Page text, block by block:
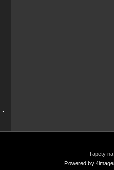
::
Tapety
Powered by